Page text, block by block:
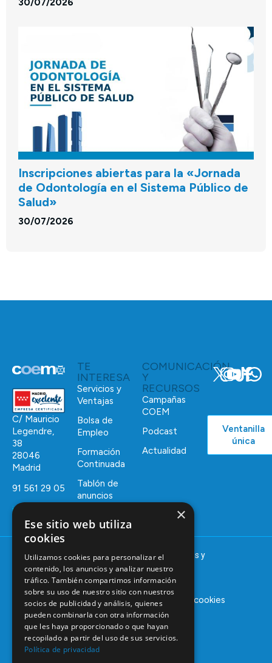
30/07/2026
Inscripciones abiertas para la «Jornada
de Odontología en el Sistema Público de
Salud»
30/07/2026
C/ Mauricio
Legendre,
38
28046
Madrid
91 561 29 05
informacion@coem.org.es
TE
INTERESA
Servicios y
Ventajas
Bolsa de
Empleo
Formación
Continuada
Tablón de
anuncios
COMUNICACIÓN
Y
RECURSOS
Campañas
COEM
Podcast
Actualidad
Ventanilla
única
© 2025 – COEM – Colegio Oficial de Odontólogos y
Estomatólogos de la I región
Aviso legal Política de privacidadPolítica de cookies
×
Ese sitio web utiliza
cookies
Utilizamos cookies para personalizar el
contenido, los anuncios y analizar nuestro
tráfico. También compartimos información
sobre su uso de nuestro sitio con nuestros
socios de publicidad y análisis, quienes
pueden combinarla con otra información
que les haya proporcionado o que hayan
recopilado a partir del uso de sus servicios.
Política de privacidad